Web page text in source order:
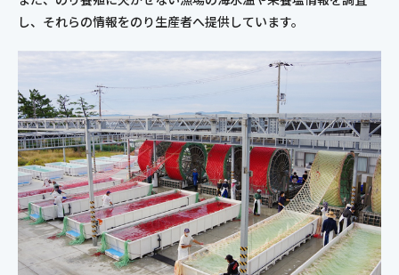
し、それらの情報をのり生産者へ提供しています。